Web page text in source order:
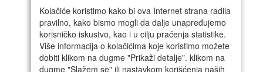
Kolačiće koristimo kako bi ova Internet strana radila
pravilno, kako bismo mogli da dalje unapređujemo
korisničko iskustvo, kao i u cilju praćenja statistike.
Više informacija o kolačićima koje koristimo možete
dobiti klikom na dugme "Prikaži detalje". klikom na
dugme "Slažem se" ili nastavkom korišćenja naših